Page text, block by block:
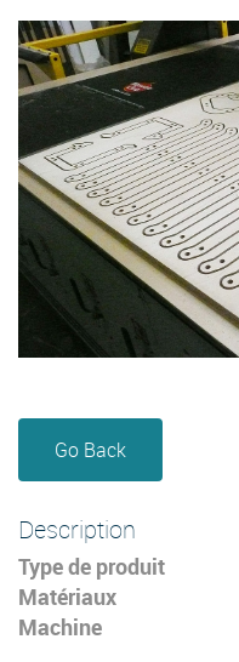
Go Back
Description
Type de produit
Matériaux
Machine